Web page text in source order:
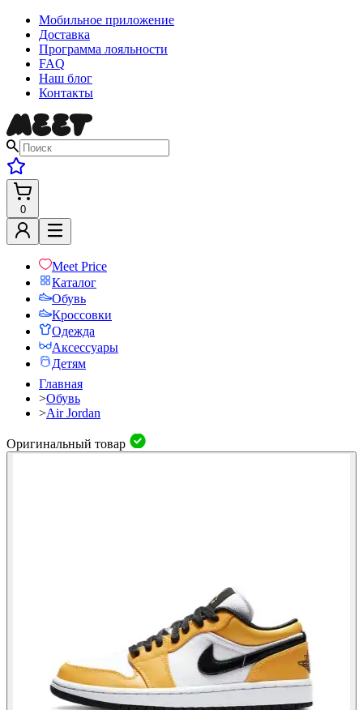
Мобильное приложение
Доставка
Программа лояльности
FAQ
Наш блог
Контакты
0
Meet Price
Каталог
Обувь
Кроссовки
Одежда
Аксессуары
Детям
Главная
>Обувь
>Air Jordan
Оригинальный товар